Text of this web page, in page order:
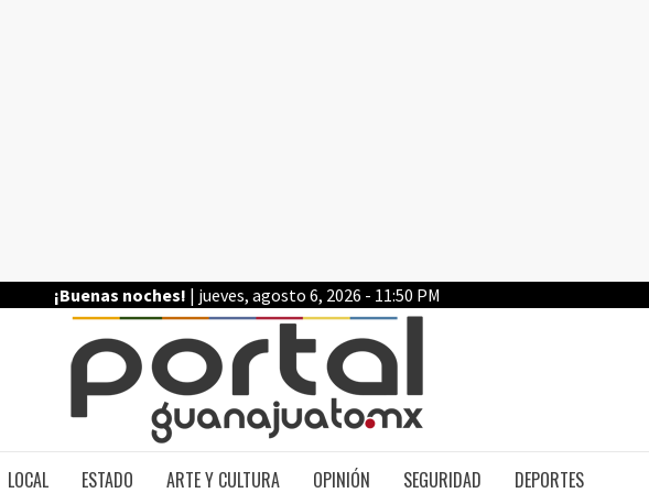
¡Buenas noches! | jueves, agosto 6, 2026 - 11:50 PM
LOCAL ESTADO ARTE Y CULTURA OPINIÓN SEGURIDAD DEPORTES